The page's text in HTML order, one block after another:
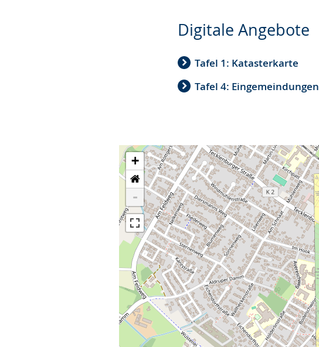
Digitale Angebote
Tafel 1: Katasterkarte
Tafel 4: Eingemeindungen